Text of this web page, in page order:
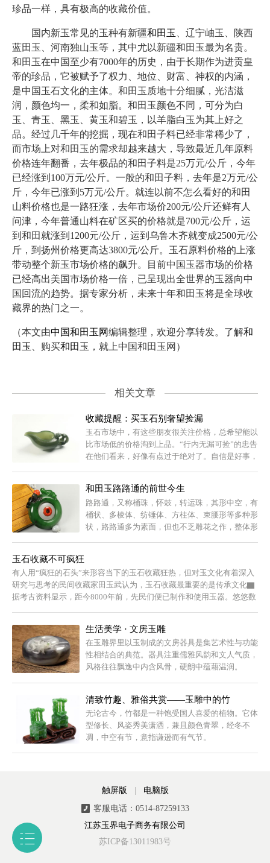
珍品一样，具有极高的收藏价值。
国内新玉常见的玉种有新疆和田玉
、辽宁岫玉、陕西
蓝田玉、河南独山玉等，其中尤以新疆和田玉最为名贵。
和田玉在中国至少有7000年的历史，由于长期作为进贡皇
帝的珍品，它被赋予了权力、地位、财富、神权的内涵，
是中国玉石文化的主体。和田玉质地十分细腻，光洁滋
润，颜色均一，柔和如脂。和田玉颜色不同，可分为白
玉、青玉、黑玉、黄玉和碧玉，以羊脂白玉为其上好之
品。经过几千年的挖掘，现在和田子料已经非常稀少了，
而市场上对和田玉的需求却越来越大，导致最近几年原料
价格连年翻番，去年极品的和田子料是25万元/公斤，今年
已经涨到100万元/公斤。一般的和田子料，去年是2万元/公
斤，今年已涨到5万元/公斤。就连以前不怎么看好的和田
山料价格也是一路狂涨，去年市场价200元/公斤还鲜有人
问津，今年普通山料在矿区买的价格就是700元/公斤，运
到和田就涨到1200元/公斤，运到乌鲁木齐就变成2500元/公
斤，到扬州价格更高达3800元/公斤。玉石原料价格的上涨
带动整个新玉市场价格的飙升。目前中国玉器市场的价格
已经高出美国市场价格一倍，已呈现出全世界的玉器向中
国回流的趋势。据专家分析，未来十年和田玉将是全球收
藏界的热门之一。
（本文由中国和田玉网编辑整理，欢迎分享转发。了解和
田玉
、购买和田玉 ，就上中国和田玉网）
相关文章
收藏提醒：买玉石别奢望捡漏
玉石市场中，有这些朋友很关注价格，总希望能以
比市场低的价格淘到上品。“行内无漏可捡”的忠告
在他们看来，好像有点过于绝对了。自信是好事，
和田玉路路通的前世今生
路路通，又称桶珠，怀鼓，转运珠，其形中空，有
桶状、多棱体、纺锤体、方柱体、束腰形等多种形
状，路路通多为素面，但也不乏雕花之作，整体形
玉石收藏不可疯狂
有人用“疯狂的石头”来形容当下的玉石收藏狂热，但对玉文化有着深入
研究与思考的民间收藏家田玉武认为，玉石收藏最重要的是传承文化▇
据考古资料显示，距今8000年前，先民们便已制作和使用玉器。悠悠数
生活美学 · 文房玉雕
在玉雕界里以玉制成的文房器具是集艺术性与功能
性相结合的典范。器具注重儒雅风韵和文人气质，
风格往往飘逸中内含风骨，硬朗中蕴藉温润。
清致竹趣、雅俗共赏——玉雕中的竹
无论古今，竹都是一种饱受国人喜爱的植物。它体
型修长、风姿秀美潇洒，兼且颜色青翠，经冬不
凋，中空有节，意指谦逊而有气节。
触屏版
电脑版
客服电话：0514-87259133
江苏玉界电子商务有限公司
苏ICP备13011983号